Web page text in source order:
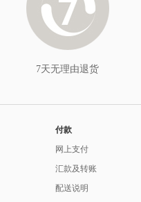
7天无理由退货
付款
网上支付
汇款及转账
配送说明